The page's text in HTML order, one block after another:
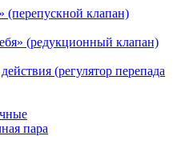
(перепускной клапан)
(редукционный клапан)
(регулятор перепада
пара